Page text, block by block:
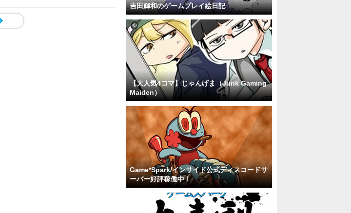
吉田輝和のゲームプレイ絵日記
【大人気4コマ】じゃんげま（Junk Gaming
Maiden）
Game*Spark/インサイド公式ディスコードサ
ーバー好評稼働中！